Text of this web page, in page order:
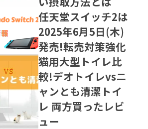
任天堂スイッチ2は
2025年6月5日(木)
発売!転売対策強化
猫用大型トイレ比
較!デオトイレvsニ
ャンとも清潔トイ
レ 両方買ったレビ
ュー